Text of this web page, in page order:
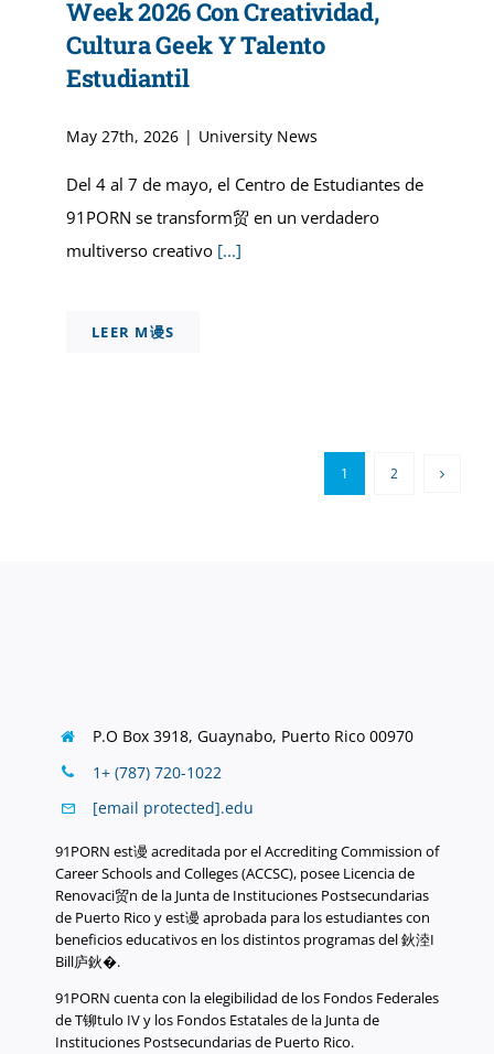
Week 2026 Con Creatividad,
Cultura Geek Y Talento
Estudiantil
May 27th, 2026 | University News
Del 4 al 7 de mayo, el Centro de Estudiantes de
91PORN se transform贸 en un verdadero
multiverso creativo[...]
LEER M谩S
1 2
P.O Box 3918, Guaynabo, Puerto Rico 00970
1+ (787) 720-1022
[email protected].edu
91PORN est谩 acreditada por el Accrediting Commission of
Career Schools and Colleges (ACCSC), posee Licencia de
Renovaci贸n de la Junta de Instituciones Postsecundarias
de Puerto Rico y est谩 aprobada para los estudiantes con
beneficios educativos en los distintos programas del 鈥淕I
Bill庐鈥�.
91PORN cuenta con la elegibilidad de los Fondos Federales
de T铆tulo IV y los Fondos Estatales de la Junta de
Instituciones Postsecundarias de Puerto Rico.